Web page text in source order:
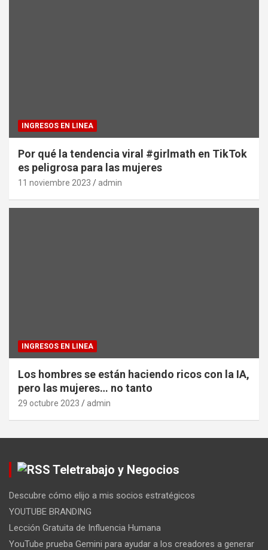
INGRESOS EN LINEA
Por qué la tendencia viral #girlmath en TikTok
es peligrosa para las mujeres
11 noviembre 2023 admin
INGRESOS EN LINEA
Los hombres se están haciendo ricos con la IA,
pero las mujeres… no tanto
29 octubre 2023 admin
Teletrabajo y Negocios
Descubre cómo elijo a mis socios estratégicos
YOUTUBE BRANDING
Lección Gratuita de Influencia Humana
YouTube prueba Gemini para ayudar a los creadores a generar